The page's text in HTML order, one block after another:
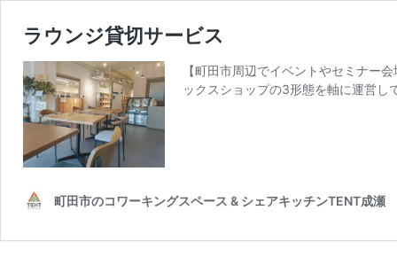
ラウンジ貸切サービス
【町田市周辺でイベントやセミナー
ックスショップの3形態を軸に運営
町田市のコワーキングスペース & シェアキッチンTENT成瀬